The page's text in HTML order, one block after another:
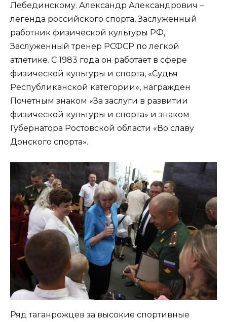
Лебединскому. Александр Александрович –
легенда российского спорта, Заслуженный
работник физической культуры РФ,
Заслуженный тренер РСФСР по легкой
атлетике. С 1983 года он работает в сфере
физической культуры и спорта, «Судья
Республиканской категории», награжден
Почетным знаком «За заслуги в развитии
физической культуры и спорта» и знаком
Губернатора Ростовской области «Во славу
Донского спорта».
Ряд таганрожцев за высокие спортивные